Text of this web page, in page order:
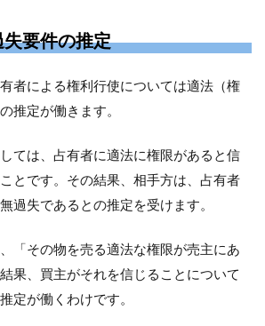
要件の推定
者による権利行使については適法（権
推定が働きます。
ては、占有者に適法に権限があると信
とです。その結果、相手方は、占有者
過失であるとの推定を受けます。
「その物を売る適法な権限が売主にあ
果、買主がそれを信じることについて
定が働くわけです。